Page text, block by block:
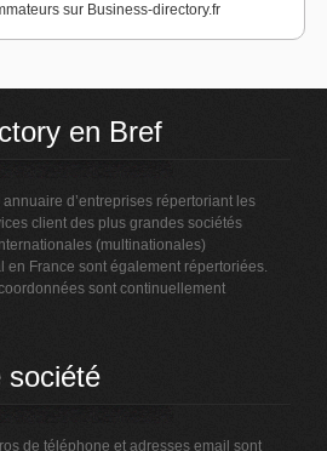
sur Business-directory.fr
en Bref
d’entreprises répertoriant les
client des plus grandes sociétés
(multinationales)
en France sont également répertoriées.
sont continuellement
société
de téléphone et adresses email sont